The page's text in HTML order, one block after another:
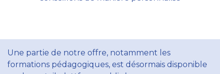
Une partie de notre offre, notamment les
formations pédagogiques, est désormais disponible